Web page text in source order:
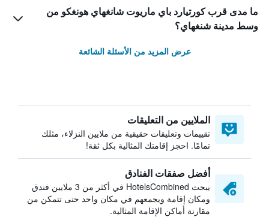
ما مدى قرب كورتيارد باي ماريوت شانغهاي هونغكو من
وسط مدينة شنغهاي؟
عرض المزيد من الأسئلة الشائعة
الملايين من التعليقات
تقييمات وتعليقات حقيقية من ملايين النزلاء، مثلك
تمامًا. احجز إقامتك المثالية بكل ثقة!
أفضل صفقات الفنادق
يبحث HotelsCombined في أكثر من 3 ملايين فندق
ومكان إقامة ويجمعهم في مكان واحد حتى تتمكن من
مقارنة أماكن الإقامة المثالية.